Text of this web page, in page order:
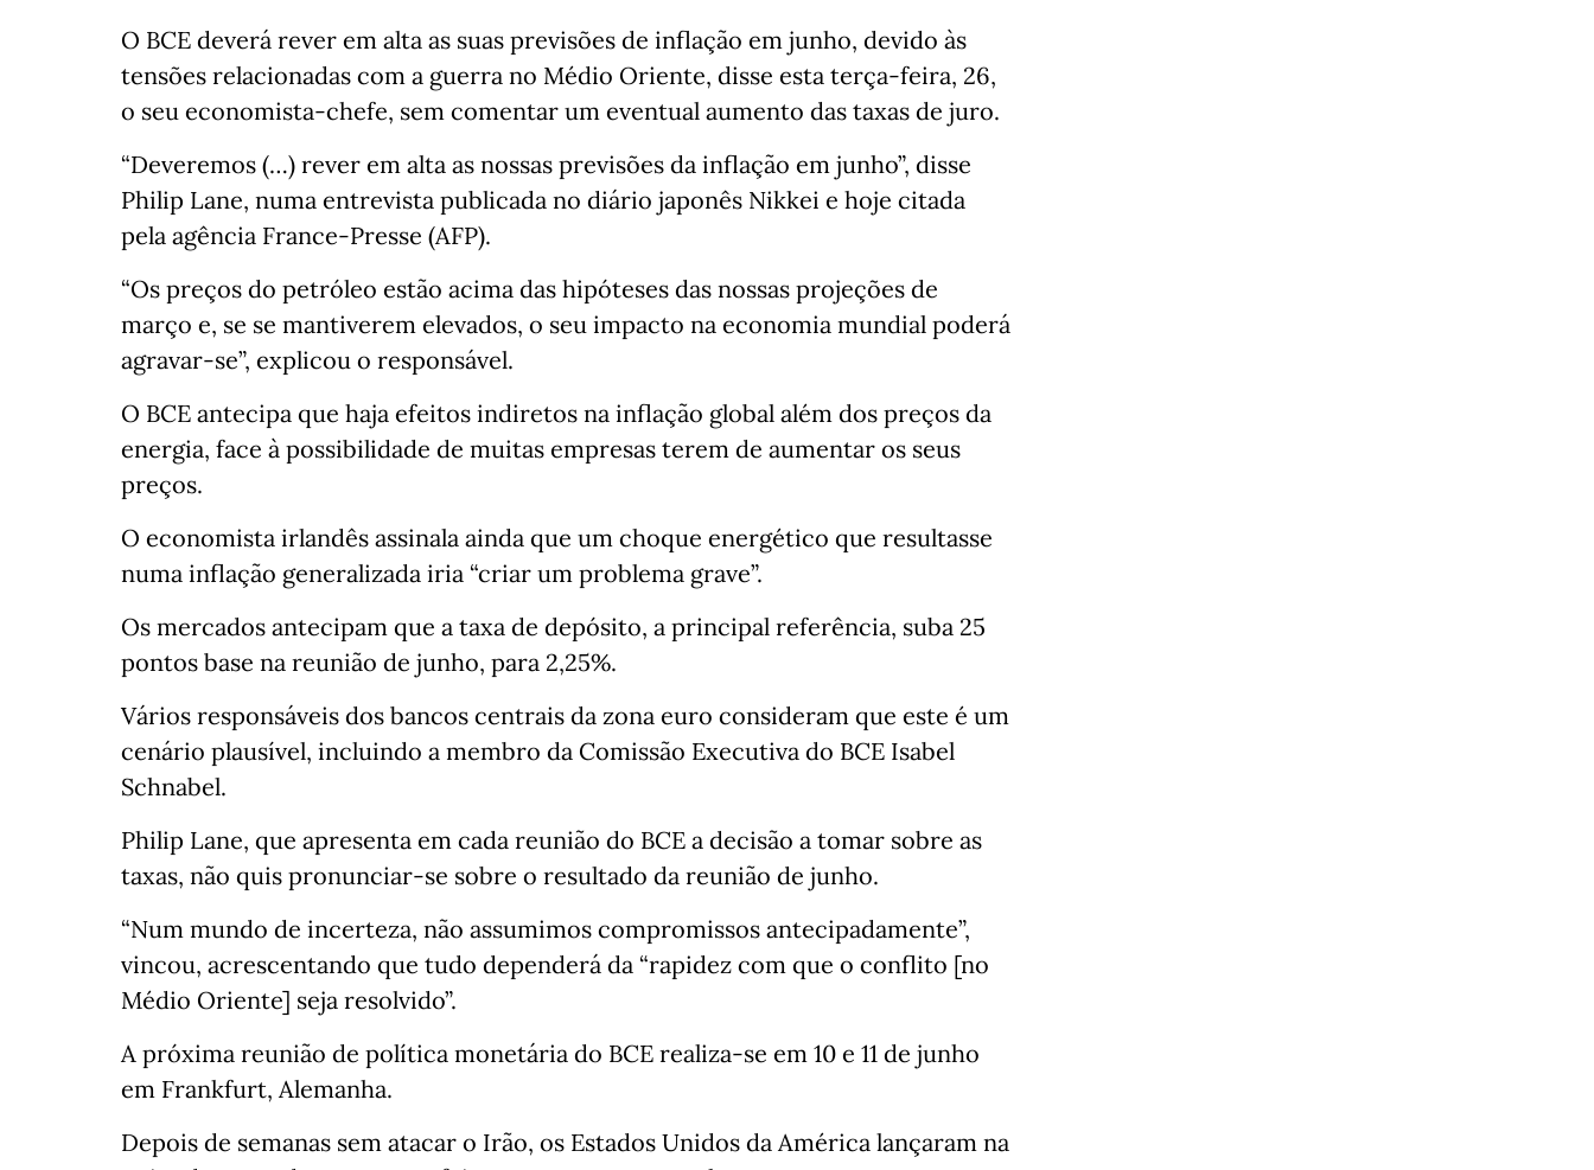
O BCE deverá rever em alta as suas previsões de inflação em junho, devido às
tensões relacionadas com a guerra no Médio Oriente, disse esta terça-feira, 26,
o seu economista-chefe, sem comentar um eventual aumento das taxas de juro.
“Deveremos (…) rever em alta as nossas previsões da inflação em junho”, disse
Philip Lane, numa entrevista publicada no diário japonês Nikkei e hoje citada
pela agência France-Presse (AFP).
“Os preços do petróleo estão acima das hipóteses das nossas projeções de
março e, se se mantiverem elevados, o seu impacto na economia mundial poderá
agravar-se”, explicou o responsável.
O BCE antecipa que haja efeitos indiretos na inflação global além dos preços da
energia, face à possibilidade de muitas empresas terem de aumentar os seus
preços.
O economista irlandês assinala ainda que um choque energético que resultasse
numa inflação generalizada iria “criar um problema grave”.
Os mercados antecipam que a taxa de depósito, a principal referência, suba 25
pontos base na reunião de junho, para 2,25%.
Vários responsáveis dos bancos centrais da zona euro consideram que este é um
cenário plausível, incluindo a membro da Comissão Executiva do BCE Isabel
Schnabel.
Philip Lane, que apresenta em cada reunião do BCE a decisão a tomar sobre as
taxas, não quis pronunciar-se sobre o resultado da reunião de junho.
“Num mundo de incerteza, não assumimos compromissos antecipadamente”,
vincou, acrescentando que tudo dependerá da “rapidez com que o conflito [no
Médio Oriente] seja resolvido”.
A próxima reunião de política monetária do BCE realiza-se em 10 e 11 de junho
em Frankfurt, Alemanha.
Depois de semanas sem atacar o Irão, os Estados Unidos da América lançaram na